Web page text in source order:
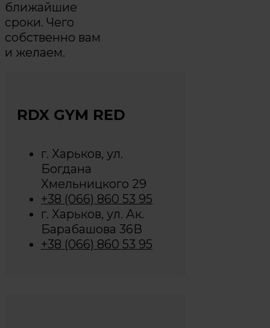
ближайшие
сроки. Чего
собственно вам
и желаем.
RDX GYM RED
г. Харьков, ул.
Богдана
Хмельницкого 29
+38 (066) 860 53 95
г. Харьков, ул. Ак.
Барабашова 36В
+38 (066) 860 53 95